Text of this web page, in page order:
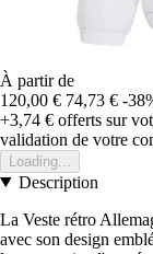
À partir de
120,00 € 74,73 € -
+3,74 € offerts sur
validation de votre
Loading...
Description
La Veste rétro
avec son design